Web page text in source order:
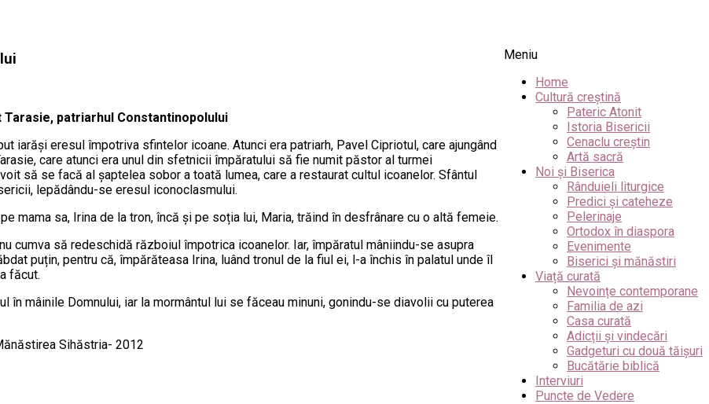
Meniu
Home
Cultură creștină
Pateric Atonit
Istoria Bisericii
Cenaclu creștin
Artă sacră
Noi și Biserica
Rânduieli liturgice
Predici și cateheze
Pelerinaje
Ortodox în diaspora
Evenimente
Biserici și mănăstiri
Viață curată
Nevoințe contemporane
Familia de azi
Casa curată
Adicții și vindecări
Gadgeturi cu două tăișuri
Bucătărie biblică
Interviuri
Puncte de Vedere
patriarhul Constantinopolului
iarăși eresul împotriva sfintelor icoane. Atunci era patriarh, Pavel Cipriotul, care ajungând
care atunci era unul din sfetnicii împăratului să fie numit păstor al turmei
să se facă al șaptelea sobor a toată lumea, care a restaurat cultul icoanelor. Sfântul
lepădându-se eresul iconoclasmului.
mama sa, Irina de la tron, încă și pe soția lui, Maria, trăind în desfrânare cu o altă femeie.
cumva să redeschidă războiul împotrica icoanelor. Iar, împăratul mâniindu-se asupra
puțin, pentru că, împărăteasa Irina, luând tronul de la fiul ei, l-a închis în palatul unde îl
făcut.
în mâinile Domnului, iar la mormântul lui se făceau minuni, gonindu-se diavolii cu puterea
Sihăstria- 2012